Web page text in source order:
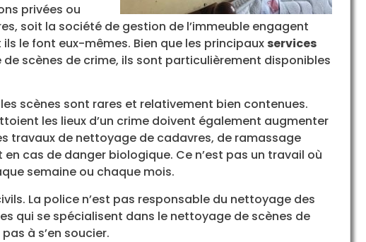
privées ou
soit la société de gestion de l’immeuble engagent
ils le font eux-mêmes. Bien que les principaux services
scènes de crime, ils sont particulièrement disponibles
scènes sont rares et relativement bien contenues.
les lieux d’un crime doivent également augmenter
travaux de nettoyage de cadavres, de ramassage
cas de danger biologique. Ce n’est pas un travail où
semaine ou chaque mois.
La police n’est pas responsable du nettoyage des
qui se spécialisent dans le nettoyage de scènes de
à s’en soucier.